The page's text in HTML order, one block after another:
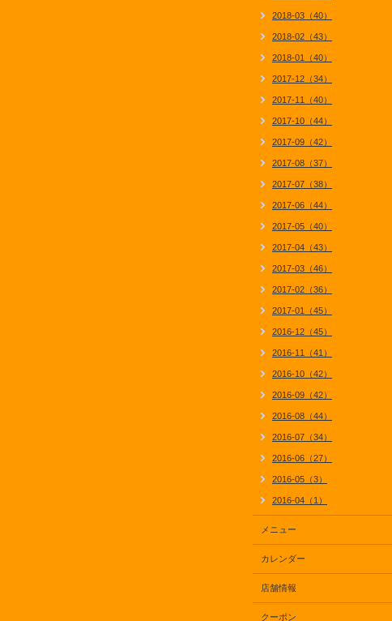
2018-03（40）
2018-02（43）
2018-01（40）
2017-12（34）
2017-11（40）
2017-10（44）
2017-09（42）
2017-08（37）
2017-07（38）
2017-06（44）
2017-05（40）
2017-04（43）
2017-03（46）
2017-02（36）
2017-01（45）
2016-12（45）
2016-11（41）
2016-10（42）
2016-09（42）
2016-08（44）
2016-07（34）
2016-06（27）
2016-05（3）
2016-04（1）
メニュー
カレンダー
店舗情報
クーポン